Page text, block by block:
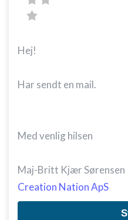
Hej!
Har sendt en mail.
Med venlig hilsen
Maj-Britt Kjær Sørensen
Creation Nation ApS